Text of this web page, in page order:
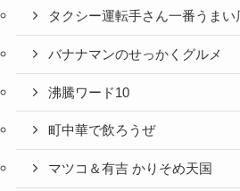
タクシー運転手さん一番うまい
バナナマンのせっかくグルメ
沸騰ワード10
町中華で飲ろうぜ
マツコ＆有吉 かりそめ天国